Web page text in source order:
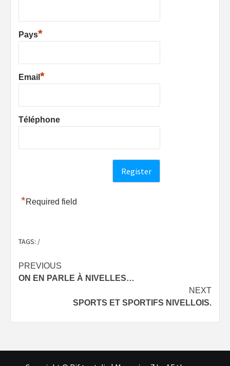
Pays*
Email *
Téléphone
*Required field
TAGS: /
Post
navigation
PREVIOUS
ON EN PARLE À NIVELLES…
NEXT
SPORTS ET SPORTIFS NIVELLOIS.